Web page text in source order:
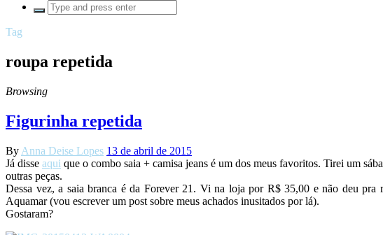
Tag
roupa repetida
Browsing
Figurinha repetida
By Anna Deise Lopes 13 de abril de 2015
Já disse aqui que o combo saia + camisa jeans é um dos meus favoritos. Tirei um
outras peças.
Dessa vez, a saia branca é da Forever 21. Vi na loja por R$ 35,00 e não deu
Aquamar (vou escrever um post sobre meus achados inusitados por lá).
Gostaram?